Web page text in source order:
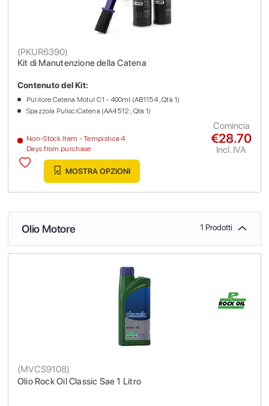
Kit di Manutenzione della Catena
(PKUR6390)
Non-Stock Item - Tempistica 4
Days from purchase
Contenuto del Kit:
Pulitore Catena Motul C1 - 400ml (AB1154 , Qtà 1)
Spazzola PulisciCatena (AA4512 , Qtà 1)
€28.70
Incl. IVA
Comincia
a
MOSTRA OPZIONI
Olio Motore 1 Prodotti
Olio Rock Oil Classic Sae 1 Litro
(MVCS9108)